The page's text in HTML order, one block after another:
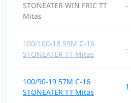
STONEATER WIN FRIC TT
Mitas
-
100/100-18 59M C-16
STONEATER TT Mitas
-
100/90-19 57M C-16
STONEATER TT Mitas
1